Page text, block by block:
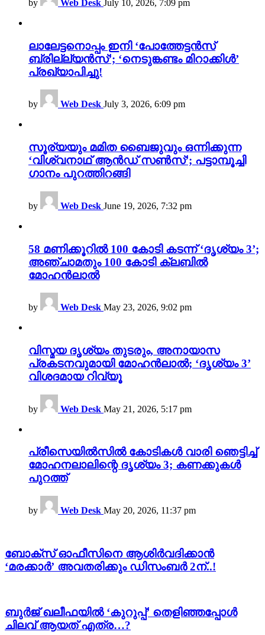
by Web Desk July 10, 2026, 7:09 pm
ലാലേട്ടനൊപ്പം ഇനി ‘പോത്തേട്ടൻസ്
ബ്രില്ല്യൻസ്’; ‘നെടുങ്കണ്ടം മിറാക്കിൾ’
പ്രഖ്യാപിച്ചു!
by Web Desk July 3, 2026, 6:09 pm
സൂര്യയും മമിത ബൈജുവും ഒന്നിക്കുന്ന
‘വിശ്വനാഥ് ആൻഡ് സൺസ്’; പട്ടാമ്പൂച്ചി
ഗാനം പുറത്തിറങ്ങി
by Web Desk June 19, 2026, 7:32 pm
58 മണിക്കൂറിൽ 100 കോടി കടന്ന് ‘ദൃശ്യം 3’;
അഞ്ചാമതും 100 കോടി ക്ലബിൽ
മോഹൻലാൽ
by Web Desk May 23, 2026, 9:02 pm
വിസ്മയ ദൃശ്യം തുടരും, അനായാസ
പ്രകടനവുമായി മോഹൻലാൽ; ‘ദൃശ്യം 3’
വിശദമായ റിവ്യൂ
by Web Desk May 21, 2026, 5:17 pm
പ്രീസെയിൽസിൽ കോടികൾ വാരി ഞെട്ടിച്ച്
മോഹനലാലിന്റെ ദൃശ്യം 3; കണക്കുകൾ
പുറത്ത്
by Web Desk May 20, 2026, 11:37 pm
ബോക്‌സ് ഓഫീസിനെ ആശിർവദിക്കാൻ
‘മരക്കാർ’ അവതരിക്കും ഡിസംബർ 2ന്..!
ബുർജ് ഖലീഫയിൽ ‘കുറുപ്പ്’ തെളിഞ്ഞപ്പോൾ
ചിലവ് ആയത് എത്ര…?